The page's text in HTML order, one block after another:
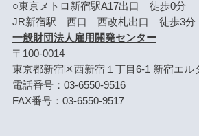
○東京メトロ新宿駅A17出口 徒歩0分
JR新宿駅 西口 西改札出口 徒歩3分
一般財団法人雇用開発センター
〒100-0014
東京都新宿区西新宿１丁目6-1 新宿エル
電話番号：03-6550-9516
FAX番号：03-6550-9517